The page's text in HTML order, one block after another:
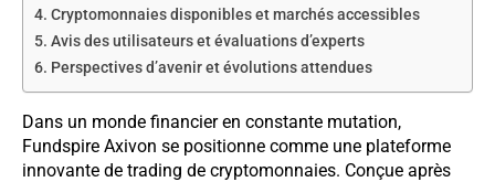
Cryptomonnaies disponibles et marchés accessibles
Avis des utilisateurs et évaluations d’experts
Perspectives d’avenir et évolutions attendues
Dans un monde financier en constante mutation,
Fundspire Axivon se positionne comme une plateforme
innovante de trading de cryptomonnaies. Conçue après